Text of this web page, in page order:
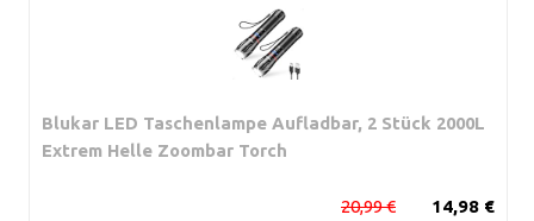
Blukar LED Taschenlampe Aufladbar, 2 Stück 2000L
Extrem Helle Zoombar Torch
14,98 €
20,99 €